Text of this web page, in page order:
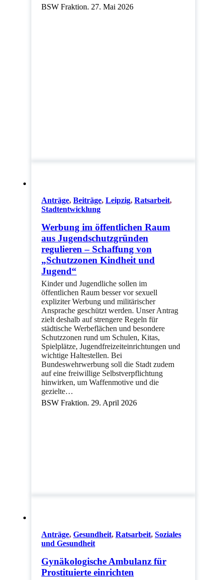
BSW Fraktion. 27. Mai 2026
Anträge, Beiträge, Leipzig, Ratsarbeit,
Stadtentwicklung
Werbung im öffentlichen Raum
aus Jugendschutzgründen
regulieren – Schaffung von
„Schutzzonen Kindheit und
Jugend“
Kinder und Jugendliche sollen im
öffentlichen Raum besser vor sexuell
expliziter Werbung und militärischer
Ansprache geschützt werden. Unser Antrag
zielt deshalb auf strengere Regeln für
städtische Werbeflächen und besondere
Schutzzonen rund um Schulen, Kitas,
Spielplätze, Jugendfreizeiteinrichtungen und
wichtige Haltestellen. Bei
Bundeswehrwerbung soll die Stadt zudem
auf eine freiwillige Selbstverpflichtung
hinwirken, um Waffenmotive und die
gezielte…
BSW Fraktion. 29. April 2026
Anträge, Gesundheit, Ratsarbeit, Soziales
und Gesundheit
Gynäkologische Ambulanz für
Prostituierte einrichten